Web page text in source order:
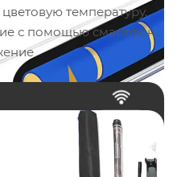
температуру.
с помощью смартфона